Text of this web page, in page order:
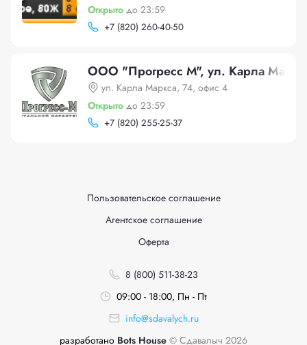
Открыто до 23:59
+7 (820) 260-40-50
ООО "Прогресс М", ул. Карла
ул. Карла Маркса, 74, офис 4
Открыто до 23:59
+7 (820) 255-25-37
Пользовательское соглашение
Агентское соглашение
Оферта
8 (800) 511-38-23
09:00 - 18:00, Пн - Пт
info@sdavalych.ru
разработано Bots House © Сдавалыч 2026